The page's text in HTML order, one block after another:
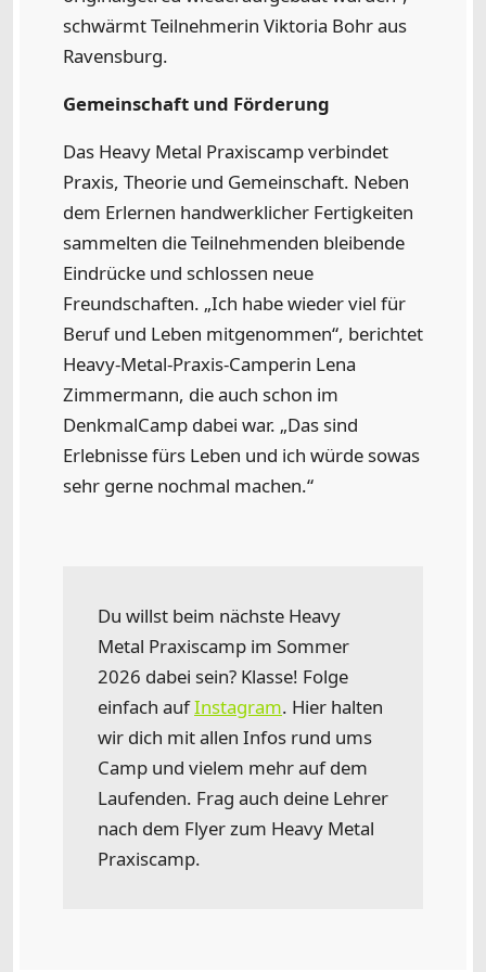
schwärmt Teilnehmerin Viktoria Bohr aus
Ravensburg.
Gemeinschaft und Förderung
Das Heavy Metal Praxiscamp verbindet
Praxis, Theorie und Gemeinschaft. Neben
dem Erlernen handwerklicher Fertigkeiten
sammelten die Teilnehmenden bleibende
Eindrücke und schlossen neue
Freundschaften. „Ich habe wieder viel für
Beruf und Leben mitgenommen“, berichtet
Heavy-Metal-Praxis-Camperin Lena
Zimmermann, die auch schon im
DenkmalCamp dabei war. „Das sind
Erlebnisse fürs Leben und ich würde sowas
sehr gerne nochmal machen.“
Du willst beim nächste Heavy
Metal Praxiscamp im Sommer
2026 dabei sein? Klasse! Folge
einfach aufInstagram. Hier halten
wir dich mit allen Infos rund ums
Camp und vielem mehr auf dem
Laufenden. Frag auch deine Lehrer
nach dem Flyer zum Heavy Metal
Praxiscamp.